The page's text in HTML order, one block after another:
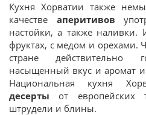
Кухня Хорватии также
качестве аперитивов
настойки, а также наливки.
фруктах, с медом и орехами.
стране действительно
насыщенный вкус и аромат и
Национальная кухня
десерты от европейских
штрудели и блины.